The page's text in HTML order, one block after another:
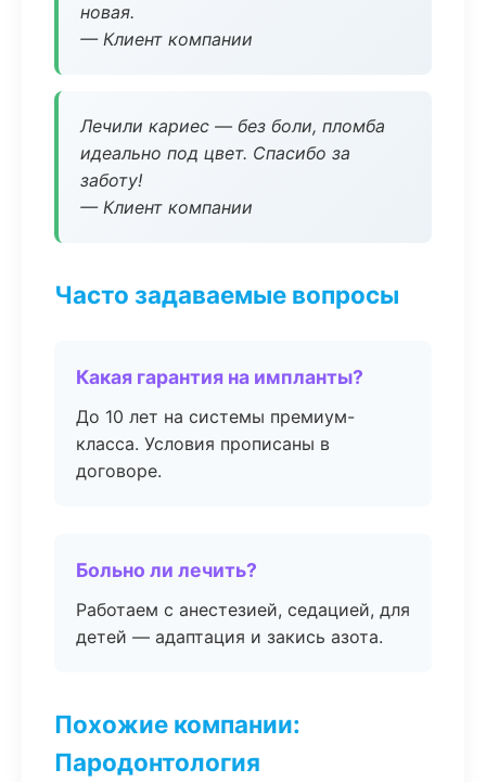
новая.
— Клиент компании
Лечили кариес — без боли, пломба
идеально под цвет. Спасибо за
заботу!
— Клиент компании
Часто задаваемые вопросы
Какая гарантия на импланты?
До 10 лет на системы премиум-
класса. Условия прописаны в
договоре.
Больно ли лечить?
Работаем с анестезией, седацией, для
детей — адаптация и закись азота.
Похожие компании:
Пародонтология